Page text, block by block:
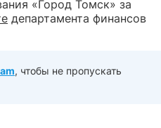
«Город Томск» за
департамента финансов
, чтобы не пропускать